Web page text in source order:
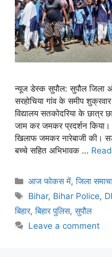
न्यूज डेस्क सुपौल: सुपौल जिला
सरहोचिया गांव के समीप
विद्यालय सतकोदरिया के
जाम कर जमकर प्रदर्शन किया।
खिलाफ जमकर नारेबाजी की।
बच्चे सहित अभिभावक …
आज फोकस में,जिला
Bihar, Bihar Police,
बिहार,बिहार पुलिस,सुपौल
Leave a comment